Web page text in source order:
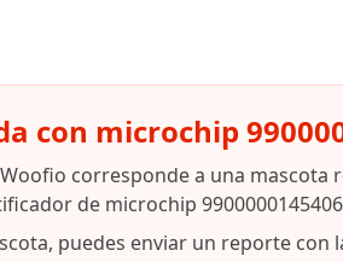
con microchip
corresponde a una mascota
de microchip
puedes enviar un reporte con